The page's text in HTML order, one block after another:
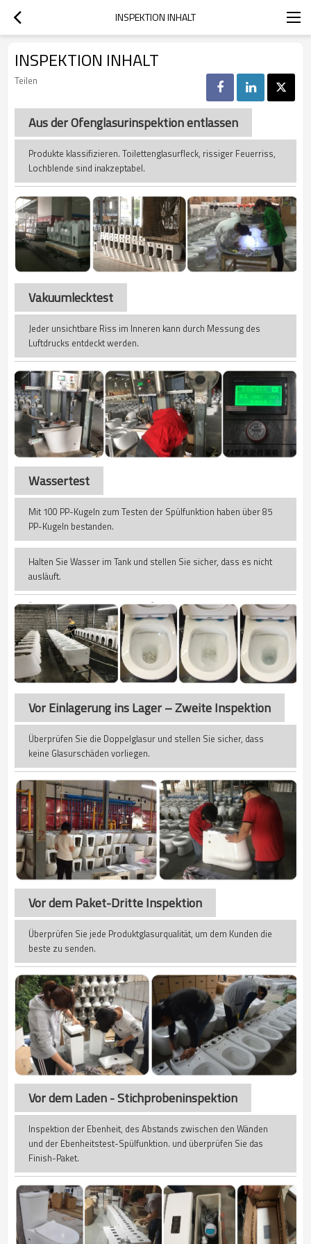
INSPEKTION INHALT
INSPEKTION INHALT
Teilen
Aus der Ofenglasurinspektion entlassen
Produkte klassifizieren. Toilettenglasurfleck, rissiger Feuerriss,
Lochblende sind inakzeptabel.
Vakuumlecktest
Jeder unsichtbare Riss im Inneren kann durch Messung des
Luftdrucks entdeckt werden.
Wassertest
Mit 100 PP-Kugeln zum Testen der Spülfunktion haben über 85
PP-Kugeln bestanden.
Halten Sie Wasser im Tank und stellen Sie sicher, dass es nicht
ausläuft.
Vor Einlagerung ins Lager – Zweite Inspektion
Überprüfen Sie die Doppelglasur und stellen Sie sicher, dass
keine Glasurschäden vorliegen.
Vor dem Paket-Dritte Inspektion
Überprüfen Sie jede Produktglasurqualität, um dem Kunden die
beste zu senden.
Vor dem Laden - Stichprobeninspektion
Inspektion der Ebenheit, des Abstands zwischen den Wänden
und der Ebenheitstest-Spülfunktion. und überprüfen Sie das
Finish-Paket.